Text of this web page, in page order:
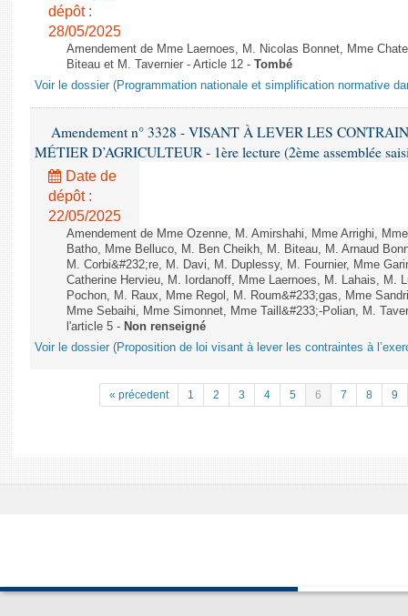
dépôt :
28/05/2025
Amendement de Mme Laernoes, M. Nicolas Bonnet, Mme
Biteau et M. Tavernier - Article 12 - Tombé
Voir le dossier (Programmation nationale et simplification normative
Amendement n° 3328 - VISANT À LEVER LES
MÉTIER D’AGRICULTEUR - 1ère lecture (2ème assemblée
Date de
dépôt :
22/05/2025
Amendement de Mme Ozenne, M. Amirshahi, Mme Arrighi,
Batho, Mme Belluco, M. Ben Cheikh, M. Biteau, M. Arnaud
M. Corbi&#232;re, M. Davi, M. Duplessy, M. Fournier, Mme
Catherine Hervieu, M. Iordanoff, Mme Laernoes, M. Lahais, M.
Pochon, M. Raux, Mme Regol, M. Roum&#233;gas, Mme
Mme Sebaihi, Mme Simonnet, Mme Taill&#233;-Polian, M.
l'article 5 - Non renseigné
Voir le dossier (Proposition de loi visant à lever les contraintes à
« précedent 1 2 3 4 5 6 7 8 9